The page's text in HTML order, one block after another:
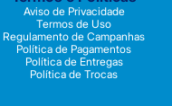
Aviso de Privacidade
Termos de Uso
Regulamento de Campanhas
Política de Pagamentos
Política de Entregas
Política de Trocas